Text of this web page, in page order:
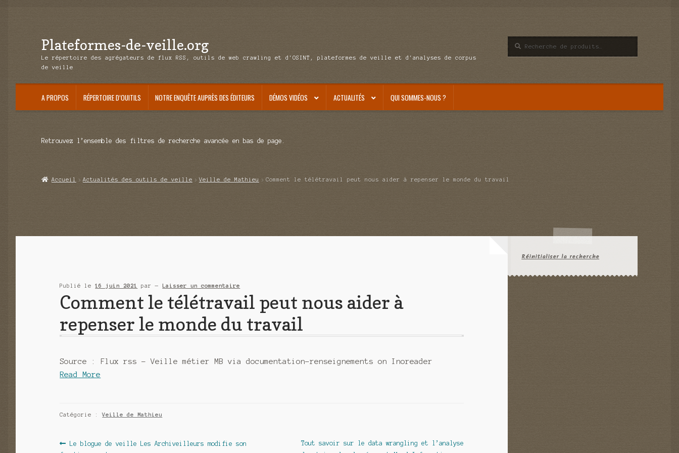
Aller
à
Aller
au
Plateformes-de-veille.org
Le répertoire des agrégateurs de flux RSS, outils de web crawling et d'OSINT, plateformes de veille et d'analyses de corpus
de veille
pour :
A PROPOS RÉPERTOIRE D’OUITILS NOTRE ENQUÊTE AUPRÈS DES ÉDITEURS DÉMOS VIDÉOS ACTUALITÉS QUI SOMMES-NOUS ?
Retrouvez l’ensemble des filtres de recherche avancée en bas de page.
Accueil Actualités des outils de veille Veille de Mathieu Comment le télétravail peut nous aider à repenser le monde du travail
Publié le16 juin 2021 par—Laisser un commentaire
Comment le télétravail peut nous aider à
repenser le monde du travail
Source : Flux rss – Veille métier MB via documentation-renseignements on Inoreader
Read More
Catégorie :Veille de Mathieu
Navigation
Article
Le blogue de veille Les Archiveilleurs modifie son
Article
Tout savoir sur le data wrangling et l’analyse
Réinitialiser la recherche